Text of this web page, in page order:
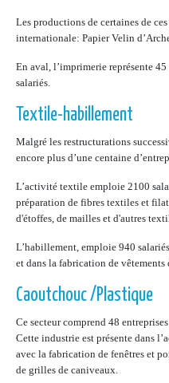
Les productions de certaines de
internationale: Papier Velin
En aval, l’imprimerie représente
salariés.
Textile-habillement
Malgré les restructurations
encore plus d’une centaine
L’activité textile emploie 2100
préparation de fibres textiles et
d'étoffes, de mailles et d'autres
L’habillement, emploie 940
et dans la fabrication de vêtements
Caoutchouc /Plastique
Ce secteur comprend 48
Cette industrie est présente dans
avec la fabrication de fenêtres et
de grilles de caniveaux.